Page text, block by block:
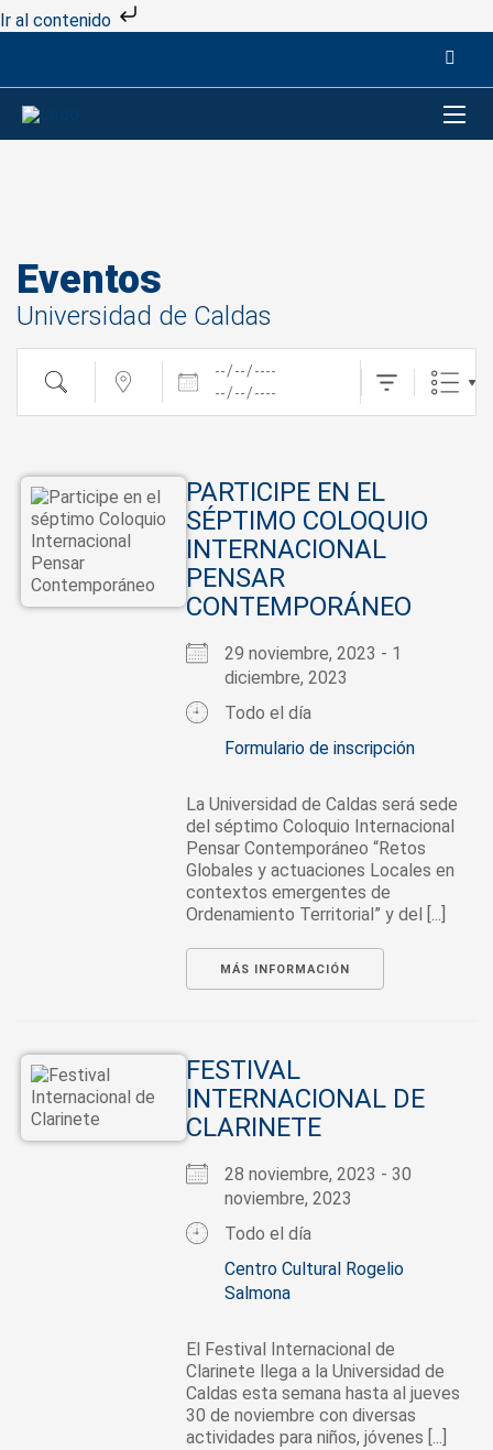
Ir al contenido
Eventos
Universidad de Caldas
Buscar cerca... Fechas
PARTICIPE EN EL
SÉPTIMO COLOQUIO
INTERNACIONAL
PENSAR
CONTEMPORÁNEO
29 noviembre, 2023 - 1
diciembre, 2023
Todo el día
Formulario de inscripción
La Universidad de Caldas será sede
del séptimo Coloquio Internacional
Pensar Contemporáneo “Retos
Globales y actuaciones Locales en
contextos emergentes de
Ordenamiento Territorial” y del [...]
MÁS INFORMACIÓN
FESTIVAL
INTERNACIONAL DE
CLARINETE
28 noviembre, 2023 - 30
noviembre, 2023
Todo el día
Centro Cultural Rogelio
Salmona
El Festival Internacional de
Clarinete llega a la Universidad de
Caldas esta semana hasta al jueves
30 de noviembre con diversas
actividades para niños, jóvenes [...]